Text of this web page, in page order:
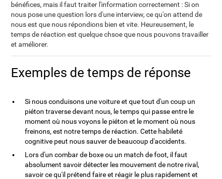
bénéfices, mais il faut traiter l'information correctement : Si on
nous pose une question lors d'une interview, ce qu'on attend de
nous est que nous répondions bien et vite. Heureusement, le
temps de réaction est quelque chsoe que nous pouvons travailler
et améliorer.
Exemples de temps de réponse
Si nous conduisons une voiture et que tout d'un coup un
piéton traverse devant nous, le temps qui passe entre le
moment où nous voyons le piéton et le moment où nous
freinons, est notre temps de réaction. Cette habileté
cognitive peut nous sauver de beaucoup d'accidents.
Lors d'un combar de boxe ou un match de foot, il faut
absolument savoir détecter les mouvement de notre rival,
savoir ce qu'il prétend faire et réagir le plus rapidement et